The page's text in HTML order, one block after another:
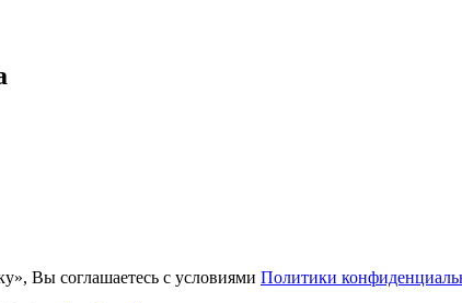
Вы соглашаетесь с условиями Политики